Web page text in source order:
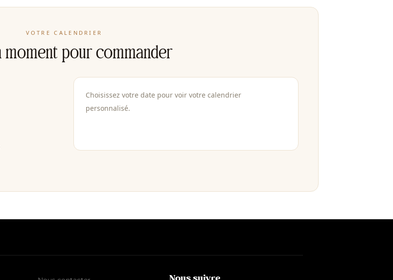
VOTRE CALENDRIER
pour commander
Choisissez votre date pour voir votre calendrier
personnalisé.